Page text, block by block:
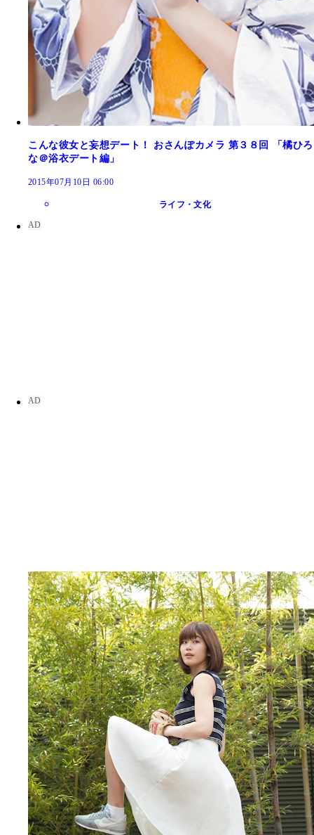
こんな彼女と妄想デート！ おさんぽカメラ 第３８回 「橘ひろ
な＠浴衣デート編」
2015年07月10日 06:00
ライフ・文化